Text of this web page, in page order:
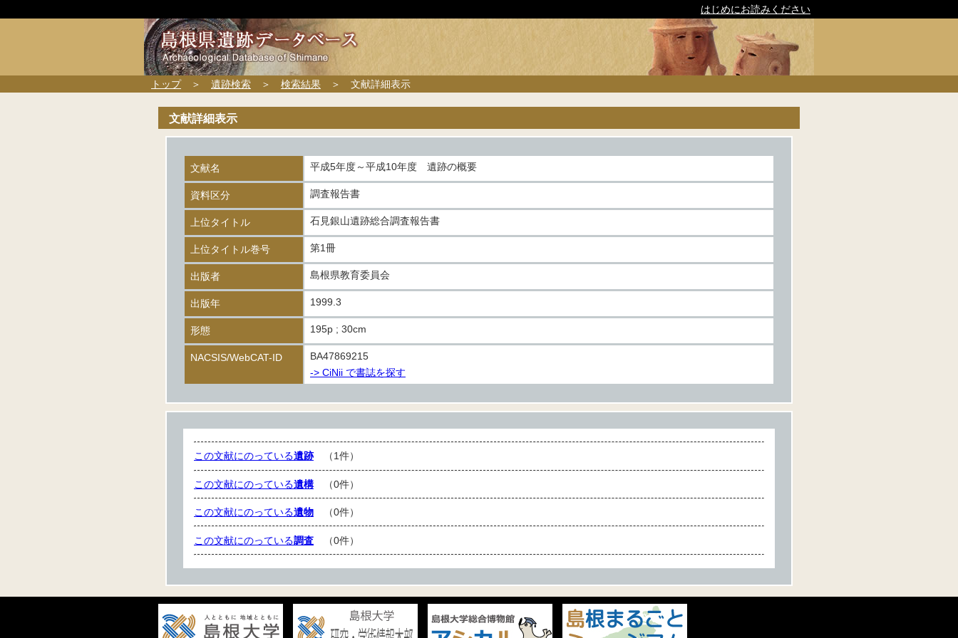
はじめにお読みください
トップ＞ 遺跡検索 ＞ 検索結果 ＞ 文献詳細表示
文献詳細表示
文献名 平成5年度～平成10年度 遺跡の概要
資料区分 調査報告書
上位タイトル 石見銀山遺跡総合調査報告書
上位タイトル巻号 第1冊
出版者 島根県教育委員会
出版年 1999.3
形態 195p ; 30cm
NACSIS/WebCAT-ID
BA47869215
-> CiNii で書誌を探す
この文献にのっている遺跡（1件）
この文献にのっている遺構（0件）
この文献にのっている遺物 （0件）
この文献にのっている調査 （0件）